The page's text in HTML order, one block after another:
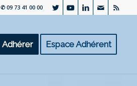
✆ 09 73 41 00 00
Adhérer Espace Adhérent